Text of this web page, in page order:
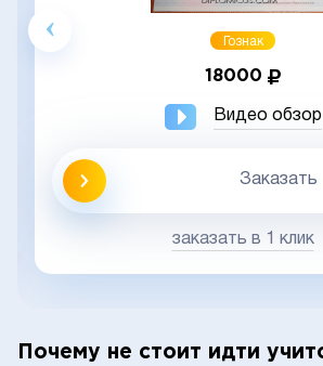
Гознак
18000
Видео обзор
Заказать
заказать в 1 клик
Почему не стоит идти